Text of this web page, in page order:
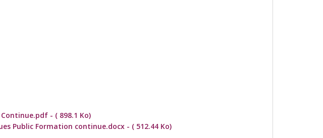
- ( 898.1 Ko)
Public Formation continue.docx - ( 512.44 Ko)